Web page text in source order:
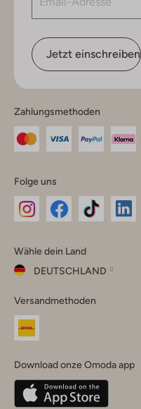
Jetzt einschreiben
Zahlungsmethoden
Folge uns
Instagram
Facebook
TikTok
Wähle dein Land
DEUTSCHLAND
dein
Land
Belgique(Français)
Deutschland
Versandmethoden
Download onze Omoda app